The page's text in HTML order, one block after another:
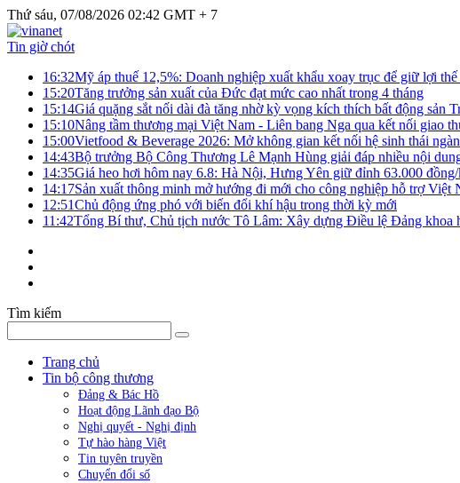
Thứ sáu, 07/08/2026 02:42 GMT + 7
Tin giờ chót
16:32Mỹ áp thuế 12,5%: Doanh nghiệp xuất khẩu xoay trục để giữ lợi thế
15:20Tăng trưởng sản xuất của Đức đạt mức cao nhất trong 4 tháng
15:14Giá quặng sắt nối dài đà tăng nhờ kỳ vọng kích thích bất động sản
15:10Nâng tầm thương mại Việt Nam - Liên bang Nga qua kết nối giao
15:00Vietfood & Beverage 2026: Mở không gian kết nối hệ sinh thái
14:43Bộ trưởng Bộ Công Thương Lê Mạnh Hùng giải đáp nhiều nội
14:35Giá heo hơi hôm nay 6.8: Hà Nội, Hưng Yên giữ đỉnh 63.000
14:17Sản xuất thông minh mở hướng đi mới cho công nghiệp hỗ trợ Việt
12:51Chủ động ứng phó với biến đổi khí hậu trong thời kỳ mới
11:42Tổng Bí thư, Chủ tịch nước Tô Lâm: Xây dựng Điều lệ Đảng khoa
Tìm kiếm
Trang chủ
Tin bộ công thương
Đảng & Bác Hồ
Hoạt động Lãnh đạo Bộ
Nghị quyết - Nghị định
Tự hào hàng Việt
Tin tuyên truyền
Chuyển đổi số